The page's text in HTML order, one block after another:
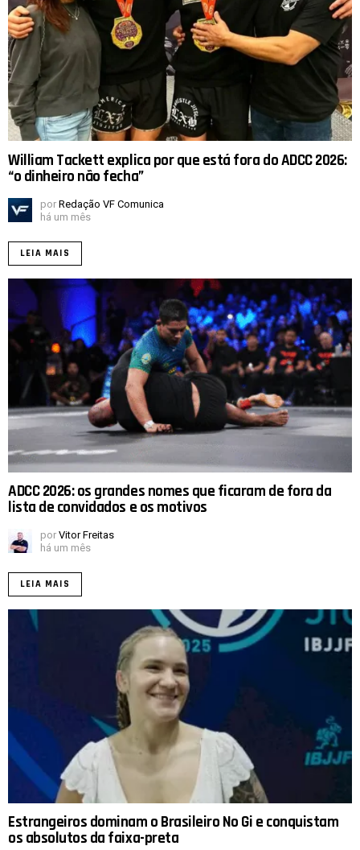
William Tackett explica por que está fora do ADCC 2026:
“o dinheiro não fecha”
por Redação VF Comunica
há um mês
LEIA MAIS
ADCC 2026: os grandes nomes que ficaram de fora da
lista de convidados e os motivos
por Vitor Freitas
há um mês
LEIA MAIS
Estrangeiros dominam o Brasileiro No Gi e conquistam
os absolutos da faixa-preta